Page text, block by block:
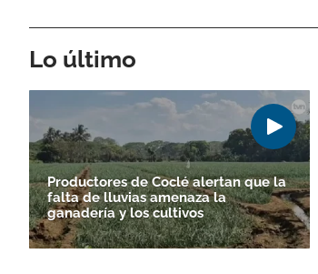
Lo último
Productores de Coclé alertan que la
falta de lluvias amenaza la
ganadería y los cultivos